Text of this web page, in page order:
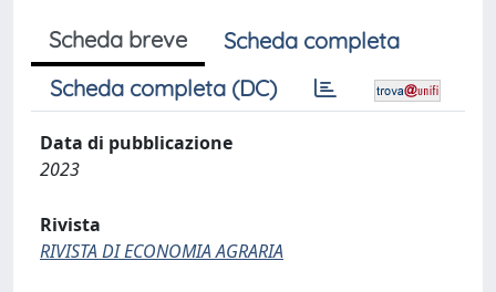
Scheda breve
Scheda completa
Scheda completa (DC)
Data di pubblicazione
2023
Rivista
RIVISTA DI ECONOMIA AGRARIA